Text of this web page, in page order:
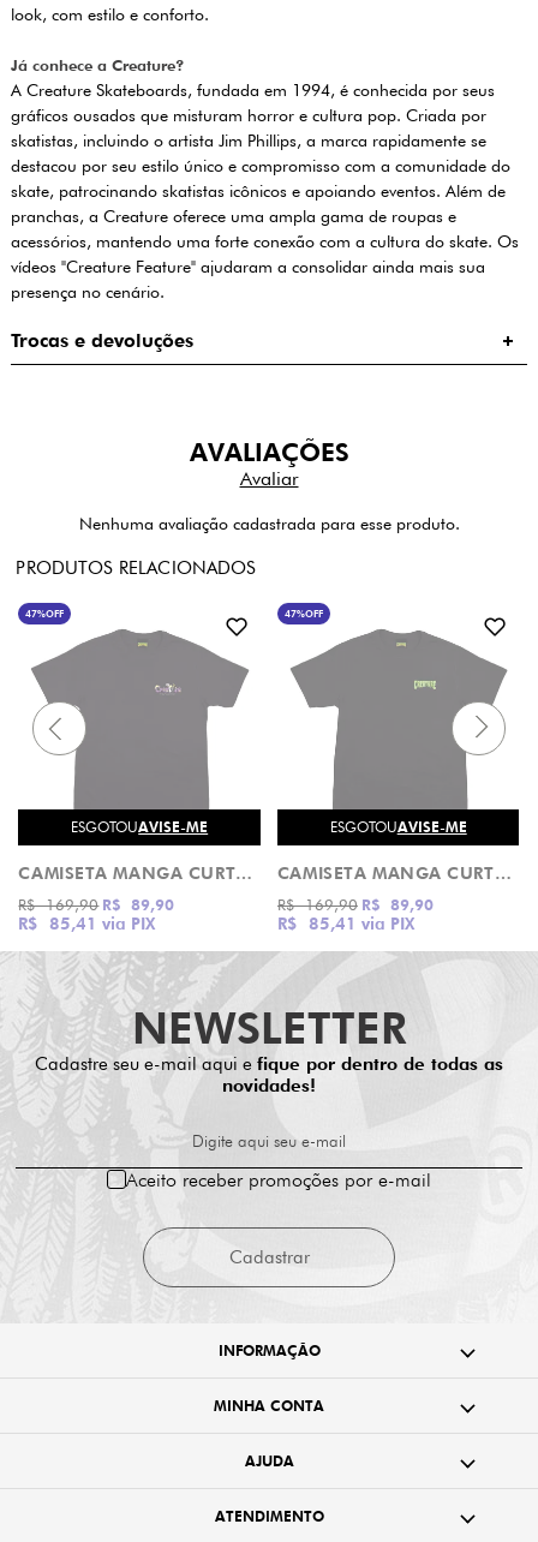
look, com estilo e conforto.
Já conhece a Creature?
A Creature Skateboards, fundada em 1994, é conhecida por seus
gráficos ousados que misturam horror e cultura pop. Criada por
skatistas, incluindo o artista Jim Phillips, a marca rapidamente se
destacou por seu estilo único e compromisso com a comunidade do
skate, patrocinando skatistas icônicos e apoiando eventos. Além de
pranchas, a Creature oferece uma ampla gama de roupas e
acessórios, mantendo uma forte conexão com a cultura do skate. Os
vídeos "Creature Feature" ajudaram a consolidar ainda mais sua
presença no cenário.
Trocas e devoluções
AVALIAÇÕES
Nenhuma avaliação cadastrada para esse produto.
PRODUTOS RELACIONADOS
47%OFF
ESGOTOUAVISE-ME
CAMISETA MANGA CURTA BLOWIN IT CREATURE
R$ 85,41 via PIX
R$ 169,90 R$ 89,90
47%OFF
ESGOTOUAVISE-ME
CAMISETA MANGA CURTA CURSED HAND CREATURE
R$ 85,41 via PIX
R$ 169,90 R$ 89,90
NEWSLETTER
Cadastre seu e-mail aqui e fique por dentro de todas as
novidades!
Digite aqui seu e-mail
Cadastrar
Aceito receber promoções por e-mail
INFORMAÇÃO
MINHA CONTA
AJUDA
ATENDIMENTO